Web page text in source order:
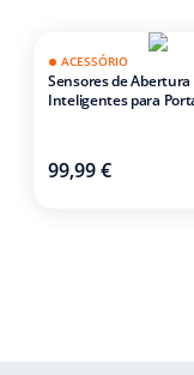
ACESSÓRIO
Sensores de Abertura
Inteligentes para
99,99 €